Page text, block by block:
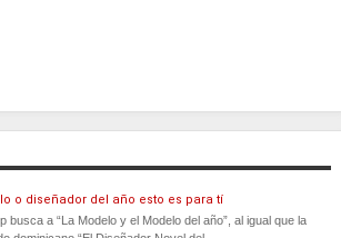
o diseñador del año esto es para tí
busca a “La Modelo y el Modelo del año”, al igual que la